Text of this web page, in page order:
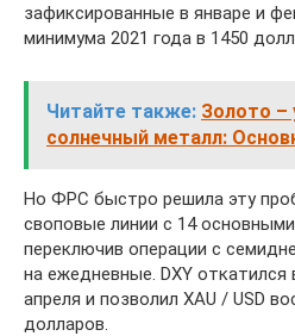
зафиксированные в январе и
минимума 2021 года в 1450
Читайте также: Золото –
солнечный металл:
Но ФРС быстро решила эту
своповые линии с 14
переключив операции с
на ежедневные. DXY откатился
апреля и позволил XAU / USD
долларов.